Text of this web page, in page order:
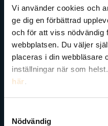
Vi använder cookies och
ge dig en förbättrad
och för att viss nödvändig
webbplatsen. Du väljer
placeras i din webbläsare
inställningar när som
här.
Nödvändig
Få senaste nytt
Här kan du välja att
utskick. Nyheter från
Akademi, Allmännyttans
medlem finns även